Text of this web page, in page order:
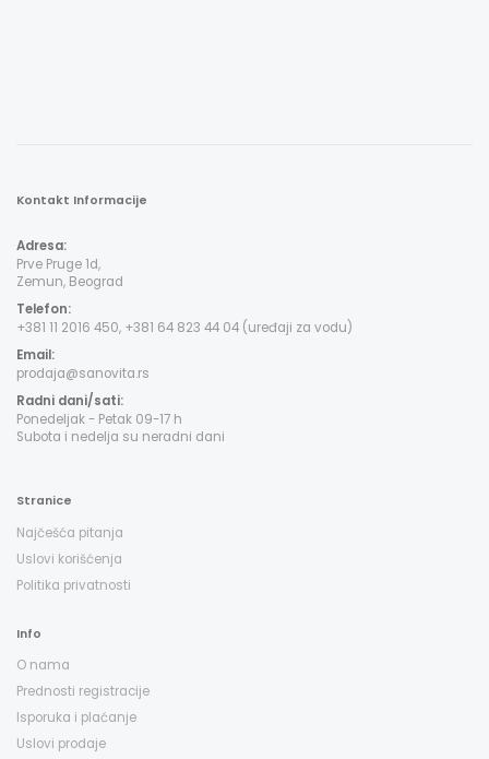
Kontakt Informacije
Adresa:
Prve Pruge 1d,
Zemun, Beograd
Telefon:
+381 11 2016 450, +381 64 823 44 04 (uređaji za vodu)
Email:
prodaja@sanovita.rs
Radni dani/sati:
Ponedeljak - Petak 09-17 h
Subota i nedelja su neradni dani
Stranice
Najčešća pitanja
Uslovi korišćenja
Politika privatnosti
Info
O nama
Prednosti registracije
Isporuka i plaćanje
Uslovi prodaje